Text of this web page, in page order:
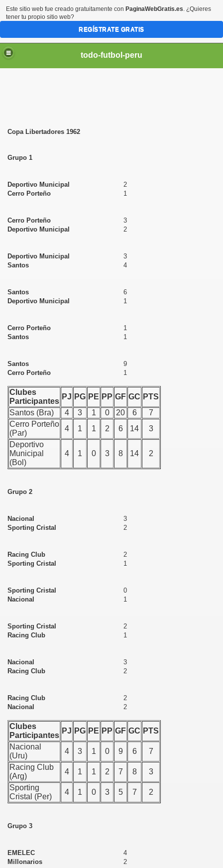
todo-futbol-peru
Copa Libertadores 1962
Grupo 1
Deportivo Municipal
2
Cerro Porteño
1
Cerro Porteño
3
Deportivo Municipal
2
Deportivo Municipal
3
Santos
4
Santos
6
Deportivo Municipal
1
Cerro Porteño
1
Santos
1
Santos
9
Cerro Porteño
1
Clubes
Participantes
PJ PG PE PP GF GC PTS
Santos (Bra)
4 3 1 0 20 6
7
Cerro Porteño
(Par)
4 1 1 2 6 14
3
Deportivo
Municipal
(Bol)
4 1 0 3 8 14 2
Grupo 2
Nacional
3
Sporting Cristal
2
Racing Club
2
Sporting Cristal
1
Sporting Cristal
0
Nacional
1
Sporting Cristal
2
Racing Club
1
Nacional
3
Racing Club
2
Racing Club
2
Nacional
2
Clubes
Participantes
PJ PG PE PP GF GC PTS
Nacional
(Uru)
4 3 1 0 9 6
7
Racing Club
(Arg)
4 1 1 2 7 8
3
Sporting
Cristal (Per)
4 1 0 3 5 7 2
Grupo 3
EMELEC
4
Millonarios
2
Este sitio web fue creado gratuitamente con PaginaWebGratis.es. ¿Quieres
tener tu propio sitio web?
REGÍSTRATE GRATIS